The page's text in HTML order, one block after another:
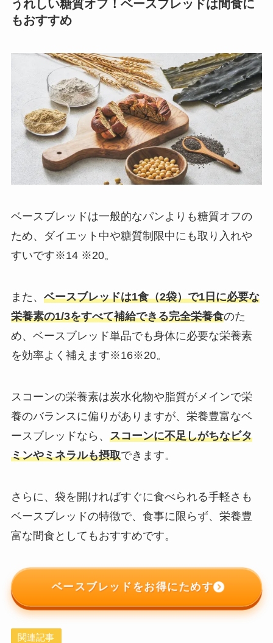
うれしい糖質オフ！ベースブレッド︎は間食に
もおすすめ
ベースブレッド︎は一般的なパンよりも糖質オフの
ため、ダイエット中や糖質制限中にも取り入れや
すいです※14 ※20。
また、 ベースブレッド︎は1食（2袋）で1日に必要な
栄養素の1/3をすべて補給できる完全栄養食のた
め、ベースブレッド︎単品でも身体に必要な栄養素
を効率よく補えます※16※20。
スコーンの栄養素は炭水化物や脂質がメインで栄
養のバランスに偏りがありますが、栄養豊富なベ
ースブレッド︎なら、 スコーンに不足しがちなビタ
ミンやミネラルも摂取できます。
さらに、袋を開ければすぐに食べられる手軽さも
ベースブレッド︎の特徴で、食事に限らず、栄養豊
富な間食としてもおすすめです。
ベースブレッドをお得にためす
関連記事